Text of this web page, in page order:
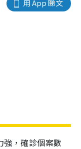
用 App 睇文
，確診個案數